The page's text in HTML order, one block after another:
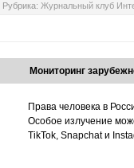
Рубрика: Журнальный клуб
Мониторинг
Права человека в
Особое излучение
TikTok, Snapchat и